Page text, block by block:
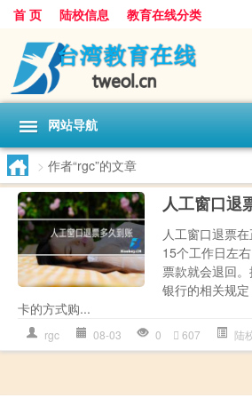
首 页 陆校信息 教育在线分类
网站导航
> 作者“rgc”的文章
人工窗口退
人工窗口退票
15个工作日左
票款就会退回
银行的相关规
卡的方式购...
rgc 08-03 0 607 陆